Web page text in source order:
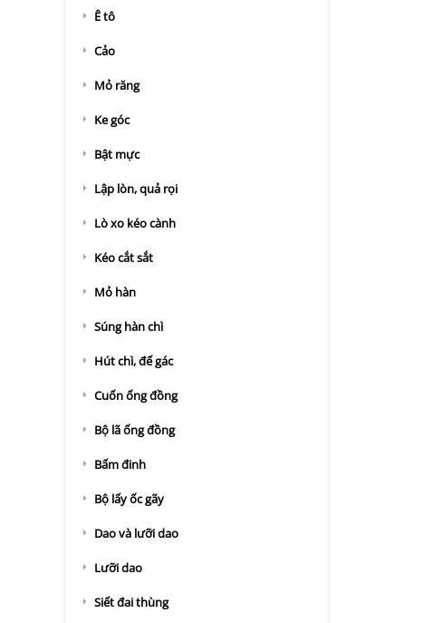
Ê tô
Cảo
Mỏ răng
Ke góc
Bật mực
Lập lòn, quả rọi
Lò xo kéo cành
Kéo cắt sắt
Mỏ hàn
Súng hàn chì
Hút chì, đế gác
Cuốn ống đồng
Bộ lã ống đồng
Bấm đinh
Bộ lấy ốc gãy
Dao và lưỡi dao
Lưỡi dao
Siết đai thùng